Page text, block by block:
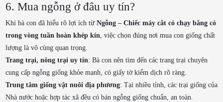
6. Mua ngỗng ở đâu uy tín?
Khi bà con đã hiểu rõ lợi ích từ Ngỗng – Chiếc máy cắt cỏ chạy bằng cỏ
trong vòng tuần hoàn khép kín, việc chọn đúng nơi mua con giống chất
lượng là vô cùng quan trọng.
Trang trại, nông trại uy tín: Bà con nên tìm đến các trang trại chuyên
cung cấp ngỗng giống khỏe mạnh, có giấy tờ kiểm dịch rõ ràng.
Trung tâm giống vật nuôi địa phương: Tại nhiều tỉnh, các trại giống của
Nhà nước hoặc hợp tác xã đều có bán ngỗng giống chuẩn, an toàn.